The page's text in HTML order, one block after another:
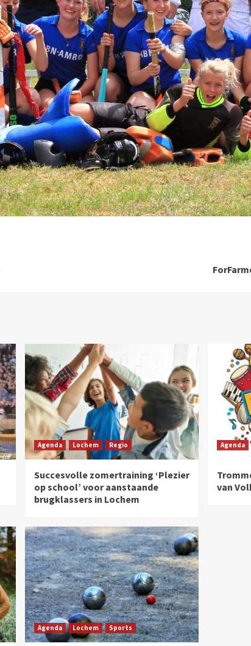
Agenda Lochem Regio
Succesvolle zomertraining ‘Plezier
op school’ voor aanstaande
brugklassers in Lochem
Agenda
van
Agenda Lochem Sports